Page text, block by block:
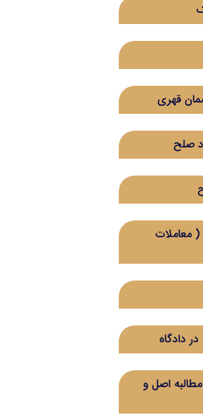
قهری
صلح
(‌ معاملات
دادگاه
اصل و